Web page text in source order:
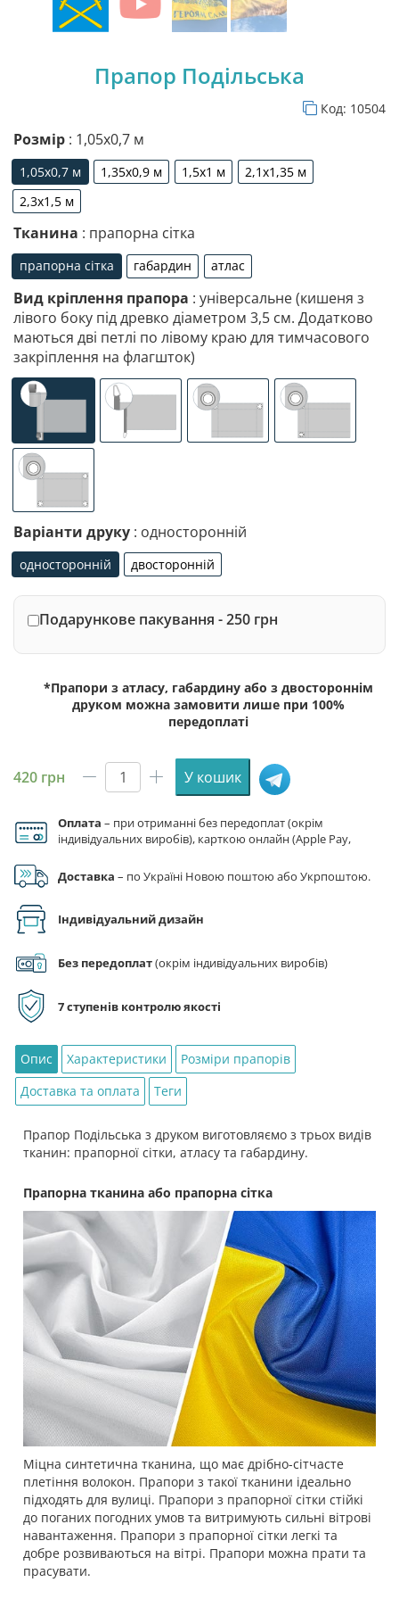
Прапор Подільська
Код: 10504
Розмір : 1,05х0,7 м
1,05х0,7 м
1,05х0,7 м
1,35х0,9 м
1,35х0,9 м
1,5х1 м
1,5х1 м
2,1х1,35 м
2,1х1,35 м
2,3х1,5 м
2,3х1,5 м
Тканина : прапорна сітка
прапорна сітка
прапорна сітка
габардин
габардин
атлас
атлас
Вид кріплення прапора : універсальне (кишеня з
лівого боку під древко діаметром 3,5 см. Додатково
маються дві петлі по лівому краю для тимчасового
закріплення на флагшток)
Варіанти друку : односторонній
односторонній
односторонній
двосторонній
двосторонній
Подарункове пакування - 250 грн
*Прапори з атласу, габардину або з двостороннім
друком можна замовити лише при 100%
передоплаті
420 грн
Прапор
кількість
У кошик
Оплата – при отриманні без передоплат (окрім
індивідуальних виробів), карткою онлайн (Apple Pay,
Доставка – по Україні Новою поштою або Укрпоштою.
Індивідуальний дизайн
Без передоплат(окрім індивідуальних виробів)
7 ступенів контролю якості
Опис Характеристики
Розміри прапорів
Доставка та оплата
Теги
Прапор Подільська з друком виготовляємо з трьох видів
тканин: прапорної сітки, атласу та габардину.
Прапорна тканина або прапорна сітка
Міцна синтетична тканина, що має дрібно-сітчасте
плетіння волокон. Прапори з такої тканини ідеально
підходять для вулиці. Прапори з прапорної сітки стійкі
до поганих погодних умов та витримують сильні вітрові
навантаження. Прапори з прапорної сітки легкі та
добре розвиваються на вітрі. Прапори можна прати та
прасувати.